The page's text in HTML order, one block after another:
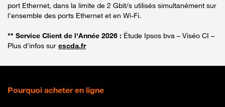
port Ethernet, dans la limite de 2 Gbit/s utilisés simultanément sur
l’ensemble des ports Ethernet et en Wi-Fi.
** Service Client de l'Année 2026 : Étude Ipsos bva – Viséo CI –
Plus d'infos sur escda.fr
Pourquoi acheter en ligne